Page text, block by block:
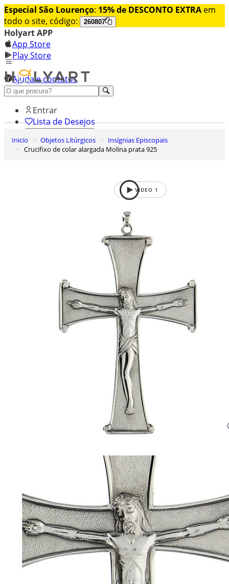
Especial São Lourenço: 15% de DESCONTO EXTRA em
todo o site, código:
260807
Holyart APP
App Store
Play Store
Ajuda e contatos
Conheça premium
Entrar
Lista de Desejos
0
Carrinho de Compras
Inicio Objetos Litúrgicos
Insígnias Episcopais
Crucifixo de colar alargada Molina prata 925
VIDEO 1